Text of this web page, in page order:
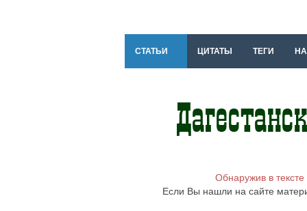
СТАТЬИ ЦИТАТЫ ТЕГИ
Обнаружив в
Если Вы нашли на сайте